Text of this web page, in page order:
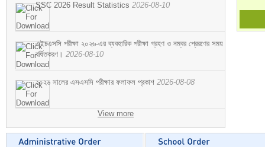
SSC 2026 Result Statistics 2026-08-10
এইচএসসি পরীক্ষা ২০২৬-এর ব্যবহারিক পরীক্ষা গ্রহণ ও নম্বর প্রেরণের সময়
বর্ধিতকরণ। 2026-08-10
২০২৬ সালের এসএসসি পরীক্ষার ফলাফল প্রকাশ 2026-08-08
View more